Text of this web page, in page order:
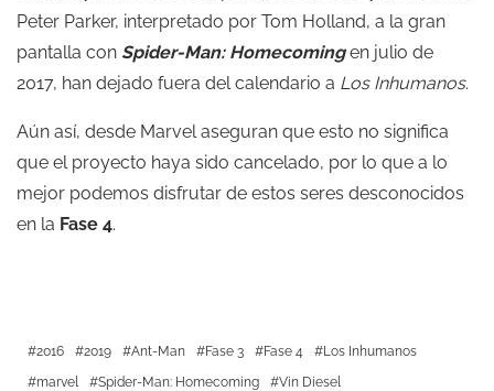
Peter Parker, interpretado por Tom Holland, a la gran
pantalla con Spider-Man: Homecoming en julio de
2017, han dejado fuera del calendario a Los Inhumanos.
Aún así, desde Marvel aseguran que esto no significa
que el proyecto haya sido cancelado, por lo que a lo
mejor podemos disfrutar de estos seres desconocidos
en la Fase 4.
2016 2019 Ant-Man Fase 3 Fase 4
Los Inhumanos
marvel
Spider-Man: Homecoming Vin Diesel